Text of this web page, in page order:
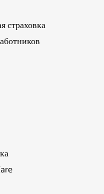
страховка